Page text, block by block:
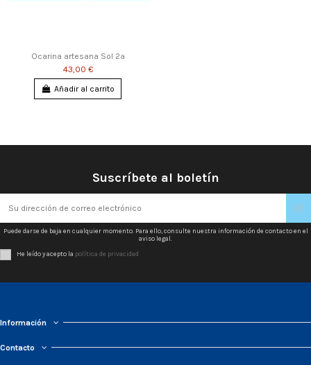
Ocarina artesana Sol 2ª
43,00 €
Añadir al carrito
Suscríbete al boletín
Puede darse de baja en cualquier momento. Para ello, consulte nuestra información de contacto en el
aviso legal.
He leído y acepto la política de privacidad
Información
Contacto